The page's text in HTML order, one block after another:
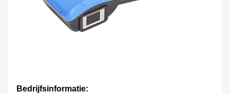
Bedrijfsinformatie: